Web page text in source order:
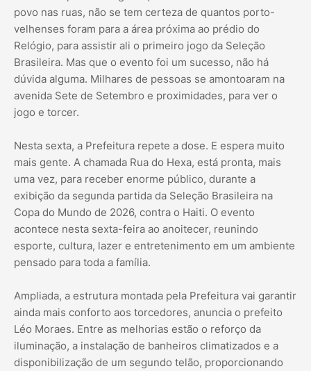
povo nas ruas, não se tem certeza de quantos porto-
velhenses foram para a área próxima ao prédio do
Relógio, para assistir ali o primeiro jogo da Seleção
Brasileira. Mas que o evento foi um sucesso, não há
dúvida alguma. Milhares de pessoas se amontoaram na
avenida Sete de Setembro e proximidades, para ver o
jogo e torcer.
Nesta sexta, a Prefeitura repete a dose. E espera muito
mais gente. A chamada Rua do Hexa, está pronta, mais
uma vez, para receber enorme público, durante a
exibição da segunda partida da Seleção Brasileira na
Copa do Mundo de 2026, contra o Haiti. O evento
acontece nesta sexta-feira ao anoitecer, reunindo
esporte, cultura, lazer e entretenimento em um ambiente
pensado para toda a família.
Ampliada, a estrutura montada pela Prefeitura vai garantir
ainda mais conforto aos torcedores, anuncia o prefeito
Léo Moraes. Entre as melhorias estão o reforço da
iluminação, a instalação de banheiros climatizados e a
disponibilização de um segundo telão, proporcionando